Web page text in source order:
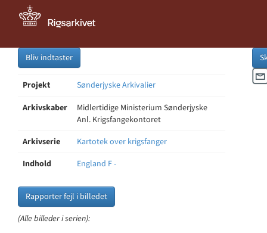
Bliv indtaster
Projekt
Sønderjyske Arkivalier
Arkivskaber
Midlertidige Ministerium Sønderjyske
Anl. Krigsfangekontoret
Arkivserie
Kartotek over krigsfanger
Indhold
England F -
Rapporter fejl i billedet
(Alle billeder i serien):